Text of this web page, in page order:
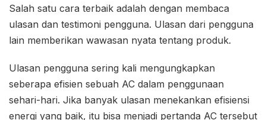
Salah satu cara terbaik adalah dengan membaca
ulasan dan testimoni pengguna. Ulasan dari pengguna
lain memberikan wawasan nyata tentang produk.
Ulasan pengguna sering kali mengungkapkan
seberapa efisien sebuah AC dalam penggunaan
sehari-hari. Jika banyak ulasan menekankan efisiensi
energi yang baik, itu bisa menjadi pertanda AC tersebut